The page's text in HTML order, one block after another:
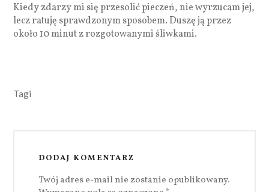
Kiedy zdarzy mi się przesolić pieczeń, nie wyrzucam jej,
lecz ratuję sprawdzonym sposobem. Duszę ją przez
około 10 minut z rozgotowanymi śliwkami.
Tagi
DODAJ KOMENTARZ
Twój adres e-mail nie zostanie opublikowany.